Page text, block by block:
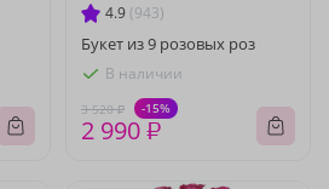
4.9 (943)
Букет из 9 розовых роз
В наличии
3 520 ₽ -15%
2 990 ₽